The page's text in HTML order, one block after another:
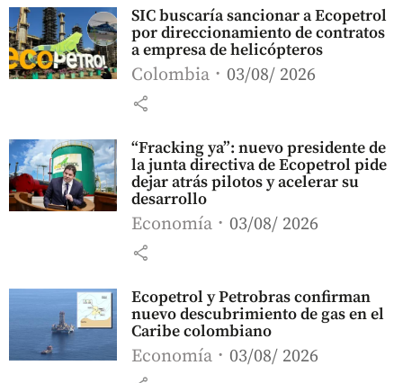
SIC buscaría sancionar a Ecopetrol
por direccionamiento de contratos
a empresa de helicópteros
Colombia 03/08/ 2026
share
“Fracking ya”: nuevo presidente de
la junta directiva de Ecopetrol pide
dejar atrás pilotos y acelerar su
desarrollo
Economía 03/08/ 2026
share
Ecopetrol y Petrobras confirman
nuevo descubrimiento de gas en el
Caribe colombiano
Economía 03/08/ 2026